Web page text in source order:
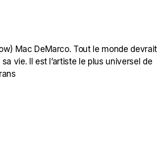
Mac DeMarco. Tout le monde devrait
vie. Il est l’artiste le plus universel de